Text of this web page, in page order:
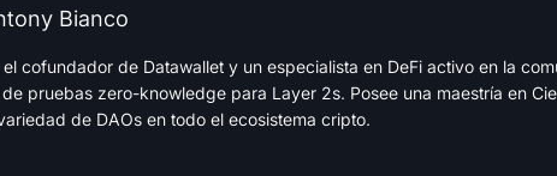
Bianco
cofundador de Datawallet y un especialista en DeFi activo en la
pruebas zero-knowledge para Layer 2s. Posee una maestría en
de DAOs en todo el ecosistema cripto.